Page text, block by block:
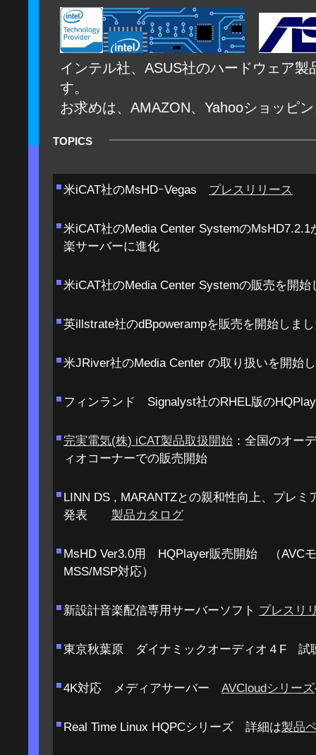
インテル社、ASUS社のハードウェア
す。
お求めは、AMAZON、Yahooショッピ
TOPICS
米iCAT社のMsHDｰVegas プレスリリース
米iCAT社のMedia Center Systemの
楽サーバーに進化
米iCAT社のMedia Center Systemの販売を開始
英illstrate社のdBpowerampを販売を開始しま
米JRiver社のMedia Center の取り扱いを開始
フィンランド Signalyst社のRHEL版の
完実電気(株) iCAT製品取扱開始 ：全国のオー
ィオコーナーでの販売開始
LINN DS , MARANTZとの親和性向上、プレミ
発表 製品カタログ
MsHD Ver3.0用 HQPlayer販売開始 （AVC
MSS/MSP対応）
新設計音楽配信専用サーバーソフト プレスリ
東京秋葉原 ダイナミックオーディオ４F 試
4K対応 メディアサーバー AVCloudシリーズ
Real Time Linux HQPCシリーズ 詳細は製品